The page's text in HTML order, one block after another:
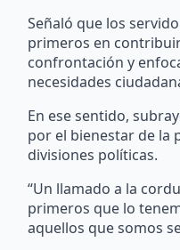
Señaló que los
primeros en
confrontación y
necesidades
En ese sentido,
por el bienestar de la
divisiones políticas.
“Un llamado a la
primeros que lo
aquellos que somos